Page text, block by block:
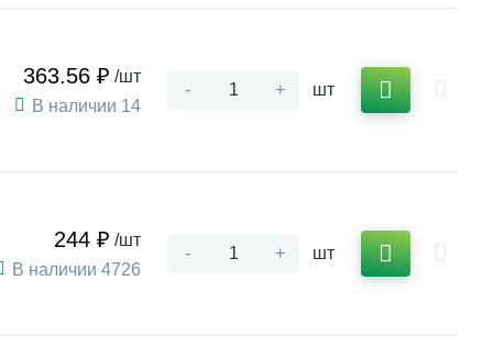
363.56 ₽ /шт
В наличии 14
- + шт
244 ₽ /шт
В наличии 4726
- + шт